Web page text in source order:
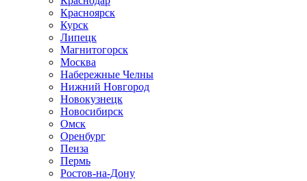
Красноярск
Курск
Липецк
Магнитогорск
Москва
Набережные Челны
Нижний Новгород
Новокузнецк
Новосибирск
Омск
Оренбург
Пенза
Пермь
Ростов-на-Дону